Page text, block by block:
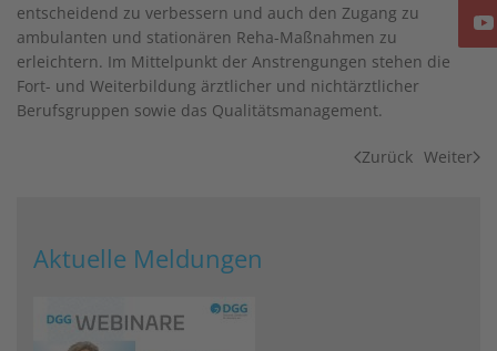
entscheidend zu verbessern und auch den Zugang zu
ambulanten und stationären Reha-Maßnahmen zu
erleichtern. Im Mittelpunkt der Anstrengungen stehen die
Fort- und Weiterbildung ärztlicher und nichtärztlicher
Berufsgruppen sowie das Qualitätsmanagement.
Zurück Weiter
Aktuelle Meldungen